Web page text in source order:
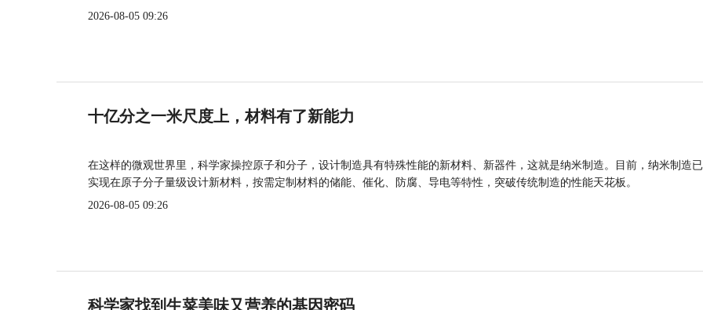
2026-08-05 09:26
十亿分之一米尺度上，材料有了新能力
在这样的微观世界里，科学家操控原子和分子，设计制造具有特殊性能的新材料、新器件，这就是纳米制造。目前，纳米制造
实现在原子分子量级设计新材料，按需定制材料的储能、催化、防腐、导电等特性，突破传统制造的性能天花板。
2026-08-05 09:26
科学家找到生菜美味又营养的基因密码